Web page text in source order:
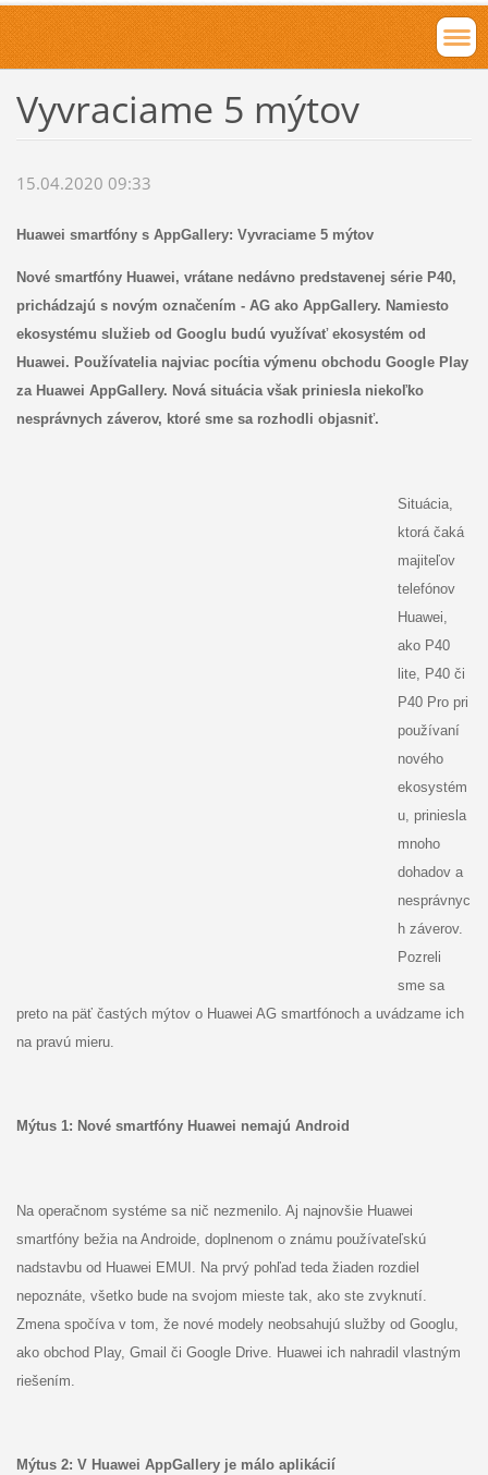
Vyvraciame 5 mýtov
15.04.2020 09:33
Huawei smartfóny s AppGallery: Vyvraciame 5 mýtov
Nové smartfóny Huawei, vrátane nedávno predstavenej série P40,
prichádzajú s novým označením - AG ako AppGallery. Namiesto
ekosystému služieb od Googlu budú využívať ekosystém od
Huawei. Používatelia najviac pocítia výmenu obchodu Google Play
za Huawei AppGallery. Nová situácia však priniesla niekoľko
nesprávnych záverov, ktoré sme sa rozhodli objasniť.
Situácia,
ktorá čaká
majiteľov
telefónov
Huawei,
ako P40
lite, P40 či
P40 Pro pri
používaní
nového
ekosystém
u, priniesla
mnoho
dohadov a
nesprávnyc
h záverov.
Pozreli
sme sa
preto na päť častých mýtov o Huawei AG smartfónoch a uvádzame ich
na pravú mieru.
Mýtus 1: Nové smartfóny Huawei nemajú Android
Na operačnom systéme sa nič nezmenilo. Aj najnovšie Huawei
smartfóny bežia na Androide, doplnenom o známu používateľskú
nadstavbu od Huawei EMUI. Na prvý pohľad teda žiaden rozdiel
nepoznáte, všetko bude na svojom mieste tak, ako ste zvyknutí.
Zmena spočíva v tom, že nové modely neobsahujú služby od Googlu,
ako obchod Play, Gmail či Google Drive. Huawei ich nahradil vlastným
riešením.
Mýtus 2: V Huawei AppGallery je málo aplikácií